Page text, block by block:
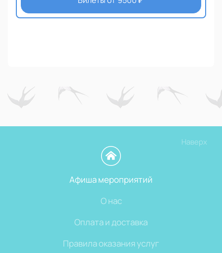
Наверх
Афиша мероприятий
О нас
Оплата и доставка
Правила оказания услуг